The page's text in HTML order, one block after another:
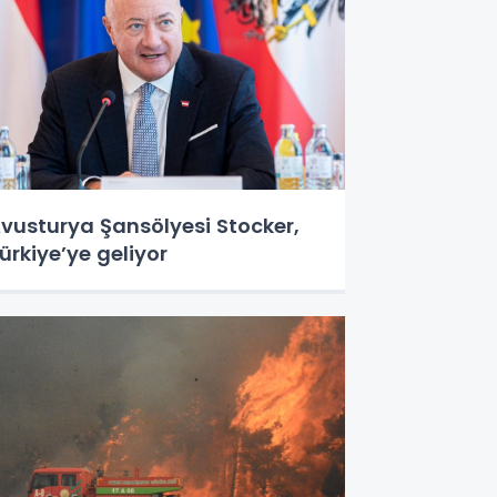
Şansölyesi Stocker,
geliyor